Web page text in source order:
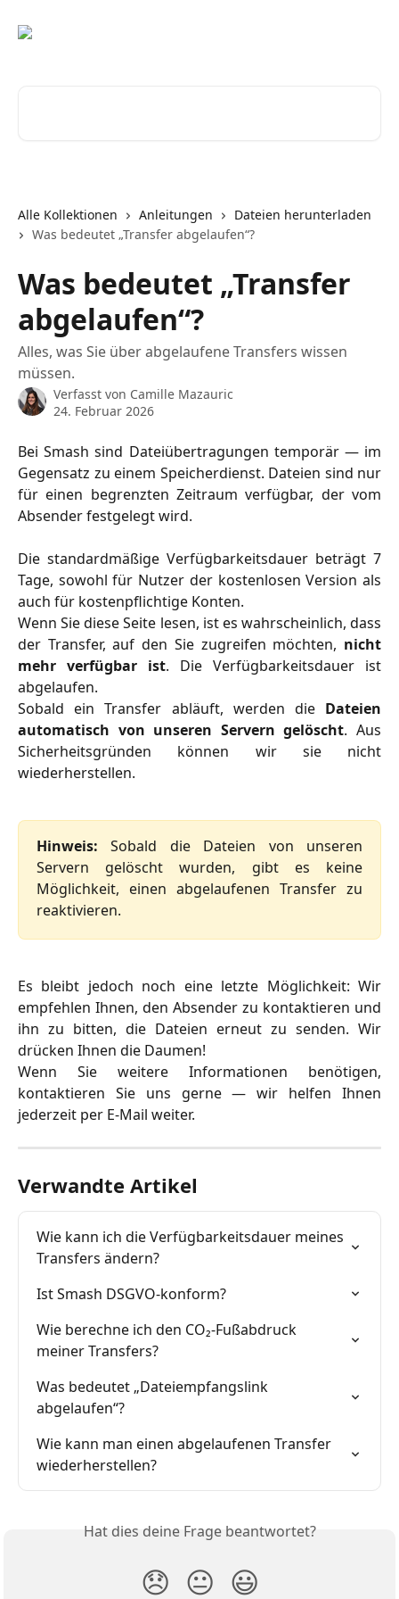
Alle Kollektionen Anleitungen
Dateien herunterladen
Was bedeutet „Transfer abgelaufen“?
Was bedeutet „Transfer
abgelaufen“?
Alles, was Sie über abgelaufene Transfers wissen
müssen.
Verfasst von Camille Mazauric
24. Februar 2026
Bei Smash sind Dateiübertragungen temporär — im
Gegensatz zu einem Speicherdienst. Dateien sind nur
für einen begrenzten Zeitraum verfügbar, der vom
Absender festgelegt wird.
Die standardmäßige Verfügbarkeitsdauer beträgt 7
Tage, sowohl für Nutzer der kostenlosen Version als
auch für kostenpflichtige Konten.
Wenn Sie diese Seite lesen, ist es wahrscheinlich, dass
der Transfer, auf den Sie zugreifen möchten, nicht
mehr verfügbar ist. Die Verfügbarkeitsdauer ist
abgelaufen.
Sobald ein Transfer abläuft, werden die Dateien
automatisch von unseren Servern gelöscht. Aus
Sicherheitsgründen können wir sie nicht
wiederherstellen.
Hinweis: Sobald die Dateien von unseren
Servern gelöscht wurden, gibt es keine
Möglichkeit, einen abgelaufenen Transfer zu
reaktivieren.
Es bleibt jedoch noch eine letzte Möglichkeit: Wir
empfehlen Ihnen, den Absender zu kontaktieren und
ihn zu bitten, die Dateien erneut zu senden. Wir
drücken Ihnen die Daumen!
Wenn Sie weitere Informationen benötigen,
kontaktieren Sie uns gerne — wir helfen Ihnen
jederzeit per E-Mail weiter.
Verwandte Artikel
Wie kann ich die Verfügbarkeitsdauer meines
Transfers ändern?
Ist Smash DSGVO-konform?
Wie berechne ich den CO₂-Fußabdruck
meiner Transfers?
Was bedeutet „Dateiempfangslink
abgelaufen“?
Wie kann man einen abgelaufenen Transfer
wiederherstellen?
Hat dies deine Frage beantwortet?
😞 😐 😃